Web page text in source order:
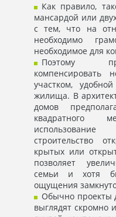
Как правило,
мансардой или
с тем, что на
необходимо
необходимое для
Поэтому
компенсировать
участком,
жилища. В
домов
квадратного
строительство
крытых или
позволяет
семьи и хотя
ощущения
Обычно проекты
выглядят скромно